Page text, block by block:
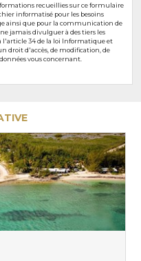
recueillies sur ce formulaire
informatisé pour les besoins
ainsi que pour la communication de
jamais divulguer à des tiers les
l'article 34 de la loi Informatique et
droit d'accès, de modification, de
vous concernant.